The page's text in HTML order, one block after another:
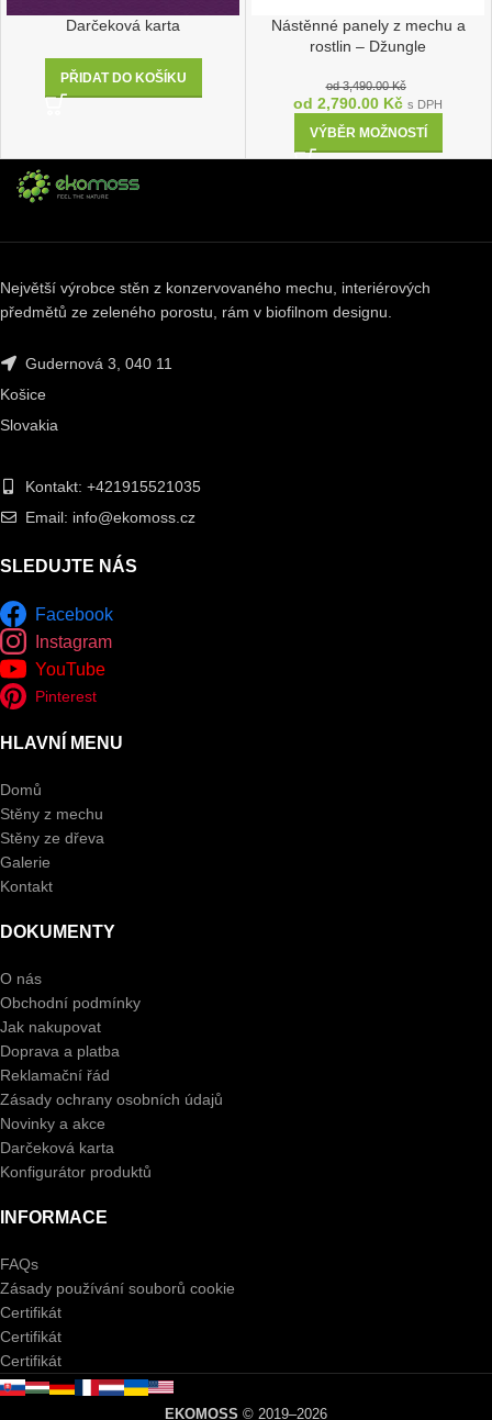
Darčeková karta
PŘIDAT DO KOŠÍKU
Nástěnné panely z mechu a
rostlin – Džungle
od3,490.00Kč
od 2,790.00 Kč s DPH
VÝBĚR MOŽNOSTÍ
Největší výrobce stěn z konzervovaného mechu, interiérových
předmětů ze zeleného porostu, rám v biofilnom designu.
Gudernová 3, 040 11
Košice
Slovakia
Kontakt: +421915521035
Email: info@ekomoss.cz
SLEDUJTE NÁS
Facebook
Instagram
YouTube
Pinterest
HLAVNÍ MENU
Domů
Stěny z mechu
Stěny ze dřeva
Galerie
Kontakt
DOKUMENTY
O nás
Obchodní podmínky
Jak nakupovat
Doprava a platba
Reklamační řád
Zásady ochrany osobních údajů
Novinky a akce
Darčeková karta
Konfigurátor produktů
INFORMACE
FAQs
Zásady používání souborů cookie
Certifikát
Certifikát
Certifikát
EKOMOSS © 2019–2026